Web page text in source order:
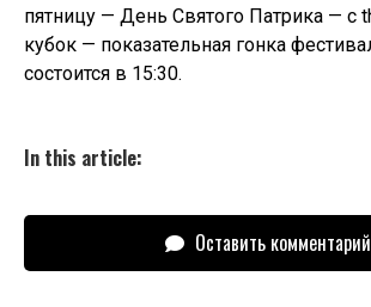
пятницу — День Святого Патрика — с
кубок — показательная гонка
состоится в 15:30.
In this article:
Оставить комментарий